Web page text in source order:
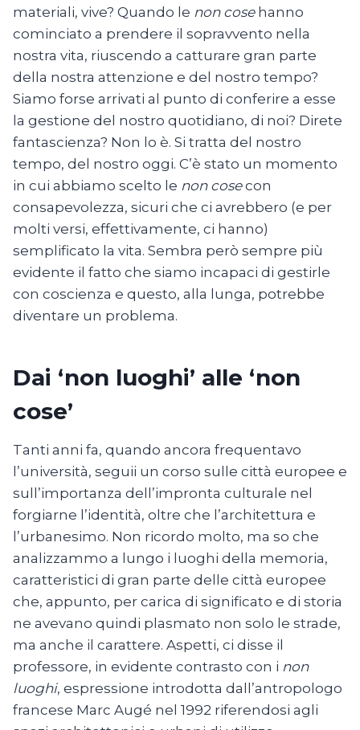
materiali, vive? Quando le non cosehanno
cominciato a prendere il sopravvento nella
nostra vita, riuscendo a catturare gran parte
della nostra attenzione e del nostro tempo?
Siamo forse arrivati al punto di conferire a esse
la gestione del nostro quotidiano, di noi? Direte
fantascienza? Non lo è. Si tratta del nostro
tempo, del nostro oggi. C’è stato un momento
in cui abbiamo scelto le non cosecon
consapevolezza, sicuri che ci avrebbero (e per
molti versi, effettivamente, ci hanno)
semplificato la vita. Sembra però sempre più
evidente il fatto che siamo incapaci di gestirle
con coscienza e questo, alla lunga, potrebbe
diventare un problema.
Dai ‘non luoghi’ alle ‘non
cose’
Tanti anni fa, quando ancora frequentavo
l’università, seguii un corso sulle città europee e
sull’importanza dell’impronta culturale nel
forgiarne l’identità, oltre che l’architettura e
l’urbanesimo. Non ricordo molto, ma so che
analizzammo a lungo i luoghi della memoria,
caratteristici di gran parte delle città europee
che, appunto, per carica di significato e di storia
ne avevano quindi plasmato non solo le strade,
ma anche il carattere. Aspetti, ci disse il
professore, in evidente contrasto con i non
luoghi, espressione introdotta dall’antropologo
francese Marc Augé nel 1992 riferendosi agli